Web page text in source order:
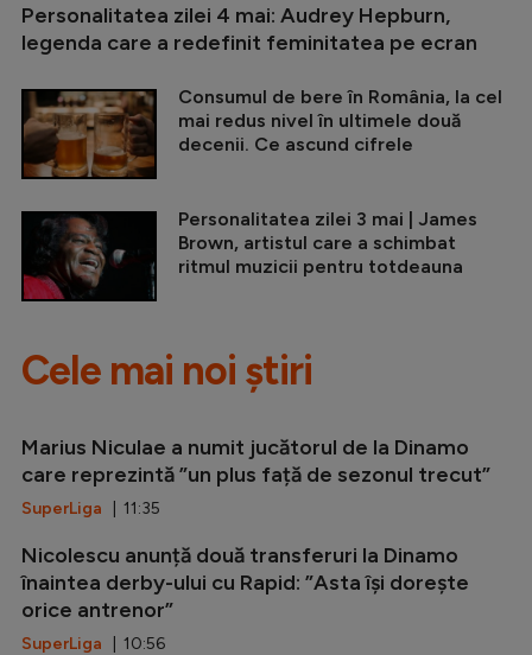
Personalitatea zilei 4 mai: Audrey Hepburn,
legenda care a redefinit feminitatea pe ecran
Consumul de bere în România, la cel
mai redus nivel în ultimele două
decenii. Ce ascund cifrele
Personalitatea zilei 3 mai | James
Brown, artistul care a schimbat
ritmul muzicii pentru totdeauna
Cele mai noi știri
Marius Niculae a numit jucătorul de la Dinamo
care reprezintă ”un plus față de sezonul trecut”
SuperLiga | 11:35
Nicolescu anunță două transferuri la Dinamo
înaintea derby-ului cu Rapid: ”Asta își dorește
orice antrenor”
SuperLiga | 10:56